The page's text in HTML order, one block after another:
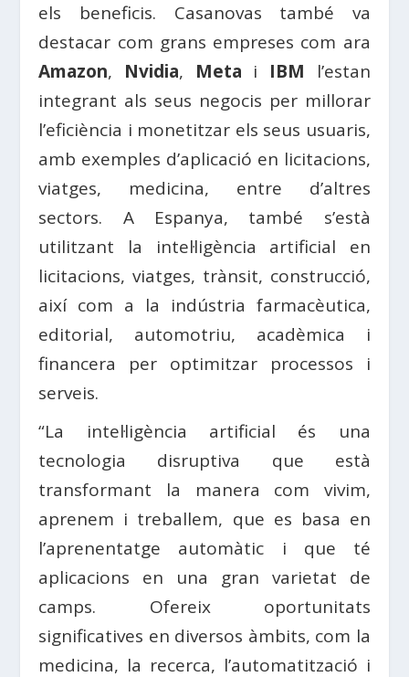
els beneficis. Casanovas també va
destacar com grans empreses com ara
Amazon, Nvidia, Meta i IBM l’estan
integrant als seus negocis per millorar
l’eficiència i monetitzar els seus usuaris,
amb exemples d’aplicació en licitacions,
viatges, medicina, entre d’altres
sectors. A Espanya, també s’està
utilitzant la intel·ligència artificial en
licitacions, viatges, trànsit, construcció,
així com a la indústria farmacèutica,
editorial, automotriu, acadèmica i
financera per optimitzar processos i
serveis.
“La intel·ligència artificial és una
tecnologia disruptiva que està
transformant la manera com vivim,
aprenem i treballem, que es basa en
l’aprenentatge automàtic i que té
aplicacions en una gran varietat de
camps. Ofereix oportunitats
significatives en diversos àmbits, com la
medicina, la recerca, l’automatització i